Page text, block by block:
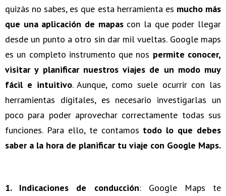
quizás no sabes, es que esta herramienta es mucho más
que una aplicación de mapascon la que poder llegar
desde un punto a otro sin dar mil vueltas. Google maps
es un completo instrumento que nos permite conocer,
visitar y planificar nuestros viajes de un modo muy
fácil e intuitivo. Aunque, como suele ocurrir con las
herramientas digitales, es necesario investigarlas un
poco para poder aprovechar correctamente todas sus
funciones. Para ello, te contamos todo lo que debes
saber a la hora de planificar tu viaje con Google Maps.
1. Indicaciones de conducción: Google Maps te